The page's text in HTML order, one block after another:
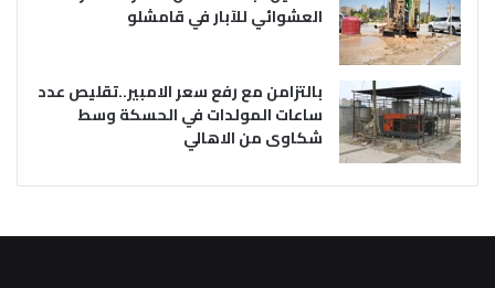
العشوائي للآبار في قامشلو
بالتزامن مع رفع سعر الامبير..تقليص عدد
ساعات المولدات في الحسكة وسط
شكاوى من الاهالي